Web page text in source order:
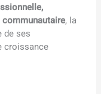
, la
de ses
croissance